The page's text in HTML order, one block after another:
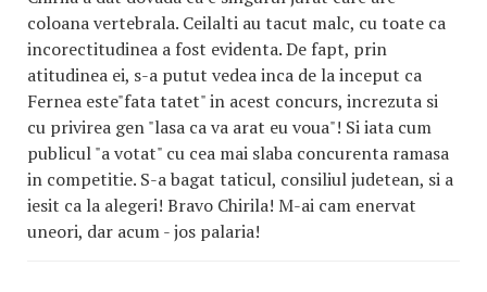
coloana vertebrala. Ceilalti au tacut malc, cu toate ca
incorectitudinea a fost evidenta. De fapt, prin
atitudinea ei, s-a putut vedea inca de la inceput ca
Fernea este"fata tatet" in acest concurs, increzuta si
cu privirea gen "lasa ca va arat eu voua"! Si iata cum
publicul "a votat" cu cea mai slaba concurenta ramasa
in competitie. S-a bagat taticul, consiliul judetean, si a
iesit ca la alegeri! Bravo Chirila! M-ai cam enervat
uneori, dar acum - jos palaria!